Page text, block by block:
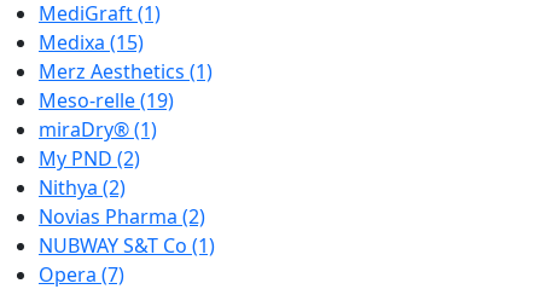
MediGraft(1)
Medixa (15)
Merz Aesthetics (1)
Meso-relle(19)
miraDry®(1)
My PND (2)
Nithya (2)
Novias Pharma (2)
NUBWAY S&T Co (1)
Opera (7)